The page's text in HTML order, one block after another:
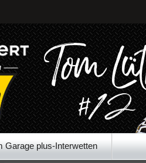
Garage plus-Interwetten